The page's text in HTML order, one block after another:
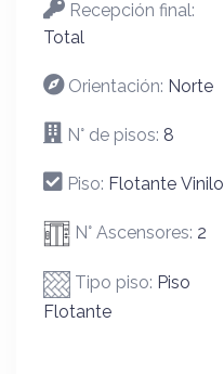
Recepción final:
Total
Orientación: Norte
N° de pisos: 8
Piso: Flotante Vinilo
N° Ascensores: 2
Tipo piso: Piso
Flotante